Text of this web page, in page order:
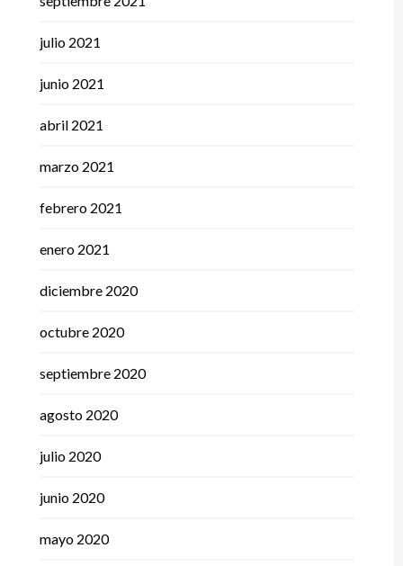
julio 2021
junio 2021
abril 2021
marzo 2021
febrero 2021
enero 2021
diciembre 2020
octubre 2020
septiembre 2020
agosto 2020
julio 2020
junio 2020
mayo 2020